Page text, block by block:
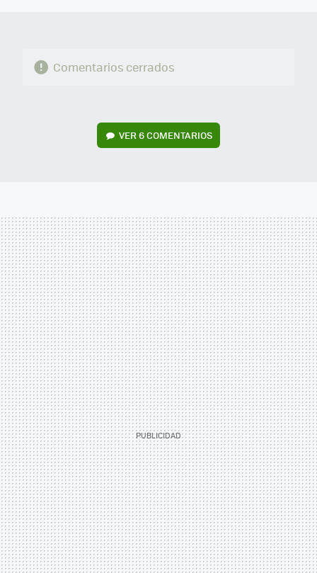
Comentarios cerrados
VER6 COMENTARIOS